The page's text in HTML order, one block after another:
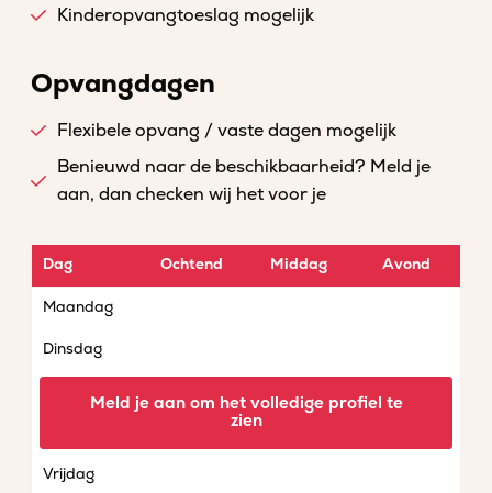
Kinderopvangtoeslag mogelijk
Opvangdagen
Flexibele opvang / vaste dagen mogelijk
Benieuwd naar de beschikbaarheid? Meld je
aan, dan checken wij het voor je
Dag Ochtend Middag Avond
Maandag
Dinsdag
Vrijdag
Meld je aan om het volledige profiel te
zien